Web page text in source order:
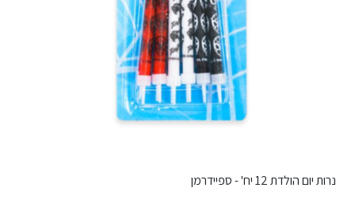
נרות יום הולדת 12 יח' - ספיידרמן